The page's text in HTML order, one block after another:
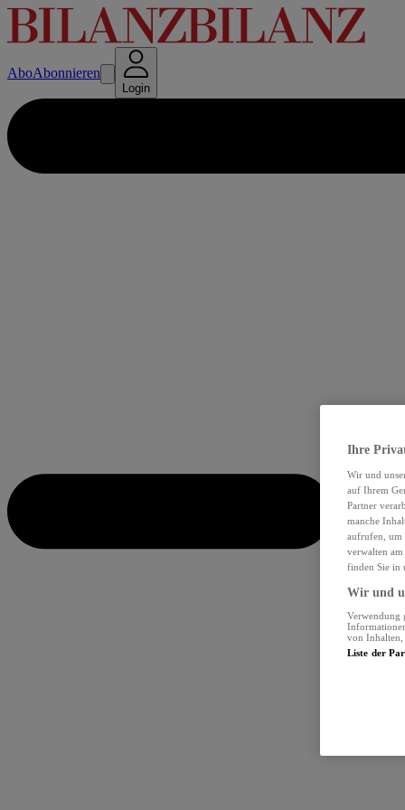
AboAbonnieren
Login
Ihre
Wir und
auf Ihrem
Partner
manche
aufrufen, um
verwalten
finden Sie in
Wir und
Verwendung
von Inhalten,
Liste der